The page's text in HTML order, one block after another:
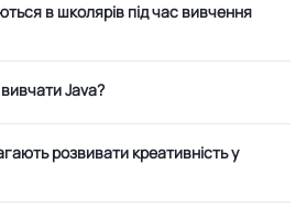
в школярів під час вивчення
Java?
розвивати креативність у